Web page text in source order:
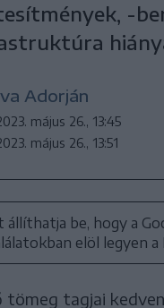
-
Adorján
május 26., 13:45
május 26., 13:51
állíthatja be, hogy a
elöl legyen a
tagjai